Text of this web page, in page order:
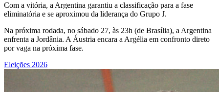
Com a vitória, a Argentina garantiu a classificação para a fase
eliminatória e se aproximou da liderança do Grupo J.
Na próxima rodada, no sábado 27, às 23h (de Brasília), a Argentina
enfrenta a Jordânia. A Áustria encara a Argélia em confronto direto
por vaga na próxima fase.
Eleições 2026